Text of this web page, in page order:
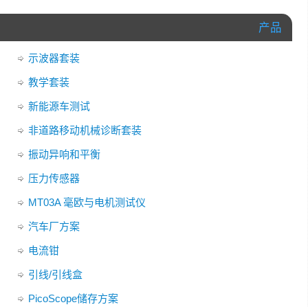
产品
示波器套装
教学套装
新能源车测试
非道路移动机械诊断套装
振动异响和平衡
压力传感器
MT03A 毫欧与电机测试仪
汽车厂方案
电流钳
引线/引线盒
PicoScope储存方案